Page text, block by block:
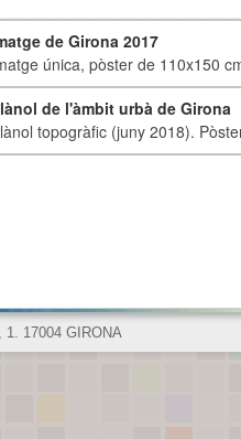
de Girona 2017
única, pòster de 110x150
de l'àmbit urbà de Girona
topogràfic (juny 2018).
1. 17004 GIRONA